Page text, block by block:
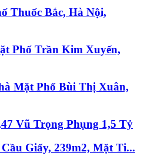
Thuốc Bắc, Hà Nội,
Phố Trần Kim Xuyến,
Mặt Phố Bùi Thị Xuân,
Vũ Trọng Phụng 1,5 Tỷ
Giấy, 239m2, Mặt Ti...